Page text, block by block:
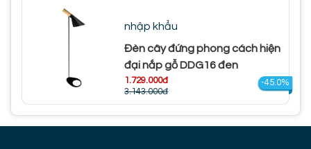
nhập khẩu
Đèn cây đứng phong cách hiện
đại nắp gỗ DDG16 đen
1.729.000đ
3.143.000đ
-45.0%